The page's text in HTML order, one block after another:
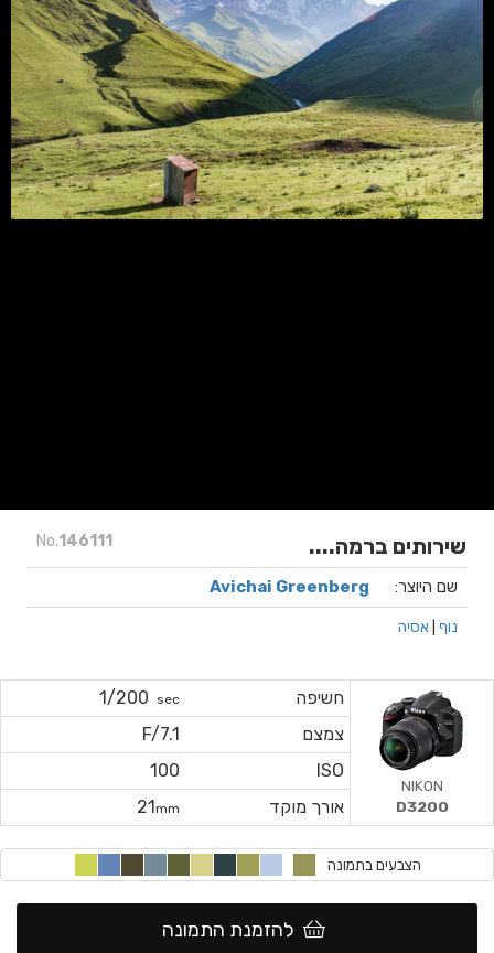
No.146111 שירותים ברמה....
שם היוצר: Avichai Greenberg
נוף אסיה
חשיפה sec
1/200
צמצם
F/7.1
ISO
100
אורך מוקד
21mm
NIKON
D3200
הצבעים בתמונה
להזמנת התמונה